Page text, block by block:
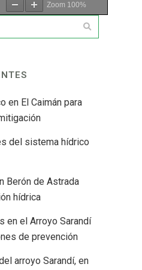
Zoom 100%
en El Caimán para
del sistema hídrico
Berón de Astrada
hídrica
en el Arroyo Sarandí
de prevención
arroyo Sarandí, en